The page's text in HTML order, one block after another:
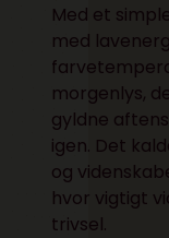
Med et
med
morgenlys,
gyldne
igen. Det
og
hvor vigtigt
trivsel.